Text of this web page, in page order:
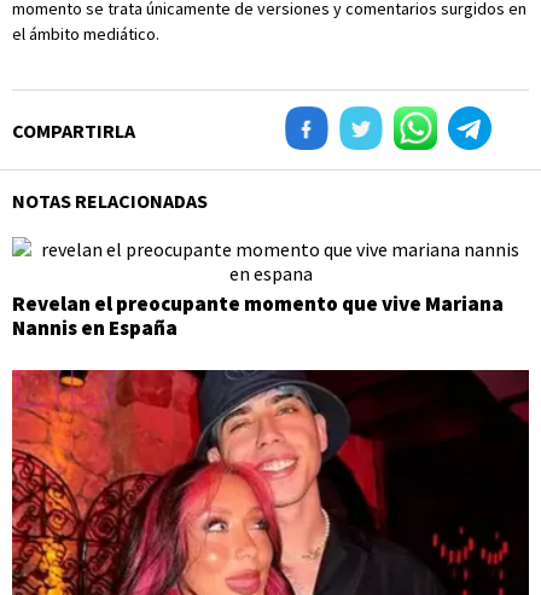
momento se trata únicamente de versiones y comentarios surgidos en
el ámbito mediático.
COMPARTIRLA
NOTAS RELACIONADAS
Revelan el preocupante momento que vive Mariana
Nannis en España